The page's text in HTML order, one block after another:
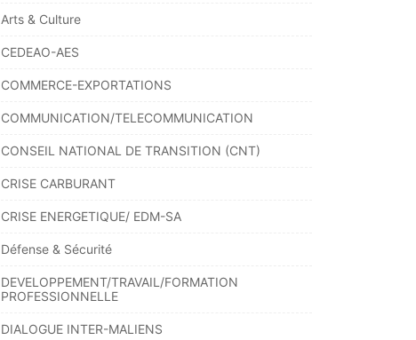
Arts & Culture
CEDEAO-AES
COMMERCE-EXPORTATIONS
COMMUNICATION/TELECOMMUNICATION
CONSEIL NATIONAL DE TRANSITION (CNT)
CRISE CARBURANT
CRISE ENERGETIQUE/ EDM-SA
Défense & Sécurité
DEVELOPPEMENT/TRAVAIL/FORMATION
PROFESSIONNELLE
DIALOGUE INTER-MALIENS